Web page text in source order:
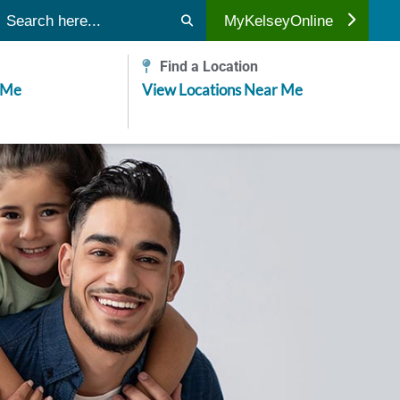
search MyKelseyOnline
Find a Location
View Locations Near Me